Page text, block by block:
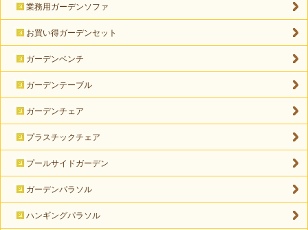
業務用ガーデンソファ
お買い得ガーデンセット
ガーデンベンチ
ガーデンテーブル
ガーデンチェア
プラスチックチェア
プールサイドガーデン
ガーデンパラソル
ハンギングパラソル